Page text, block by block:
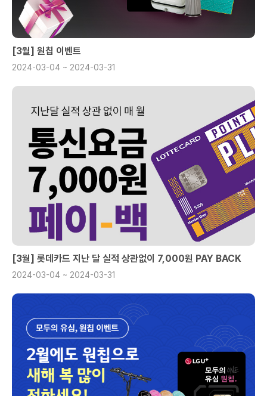
[3월] 원칩 이벤트
2024-03-04 ~ 2024-03-31
[3월] 롯데카드 지난 달 실적 상관없이 7,000원 PAY BACK
2024-03-04 ~ 2024-03-31